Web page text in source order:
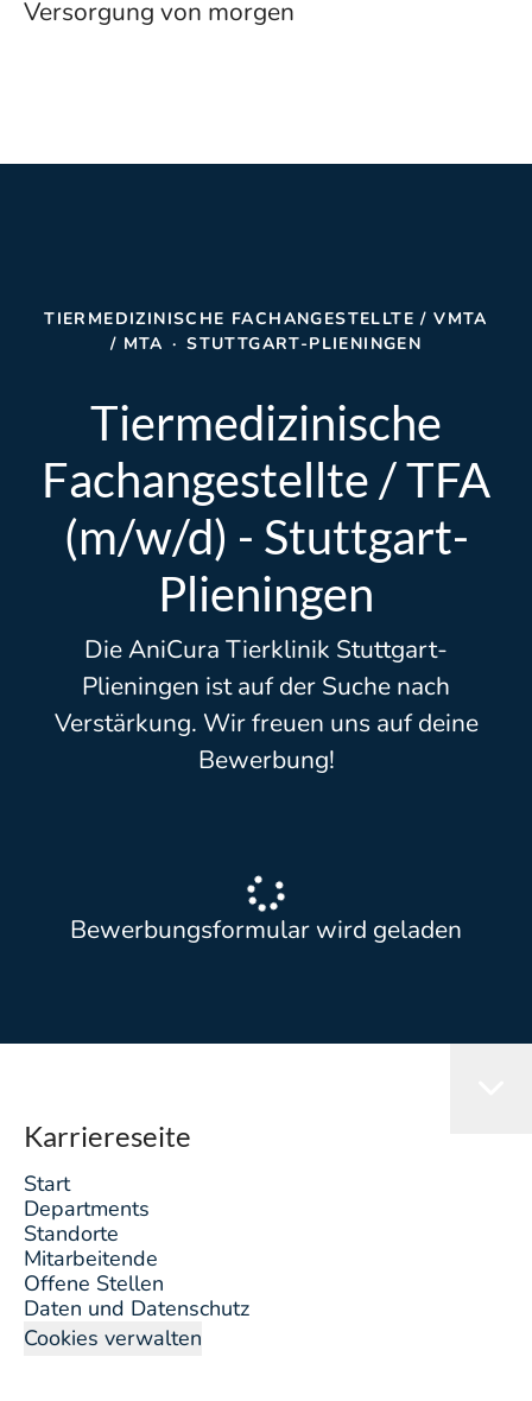
Versorgung von morgen
TIERMEDIZINISCHE FACHANGESTELLTE / VMTA
/ MTA · STUTTGART-PLIENINGEN
Tiermedizinische
Fachangestellte / TFA
(m/w/d) - Stuttgart-
Plieningen
Die AniCura Tierklinik Stuttgart-
Plieningen ist auf der Suche nach
Verstärkung. Wir freuen uns auf deine
Bewerbung!
Bewerbungsformular wird geladen
Karriereseite
Start
Departments
Standorte
Mitarbeitende
Offene Stellen
Daten und Datenschutz
Cookies verwalten